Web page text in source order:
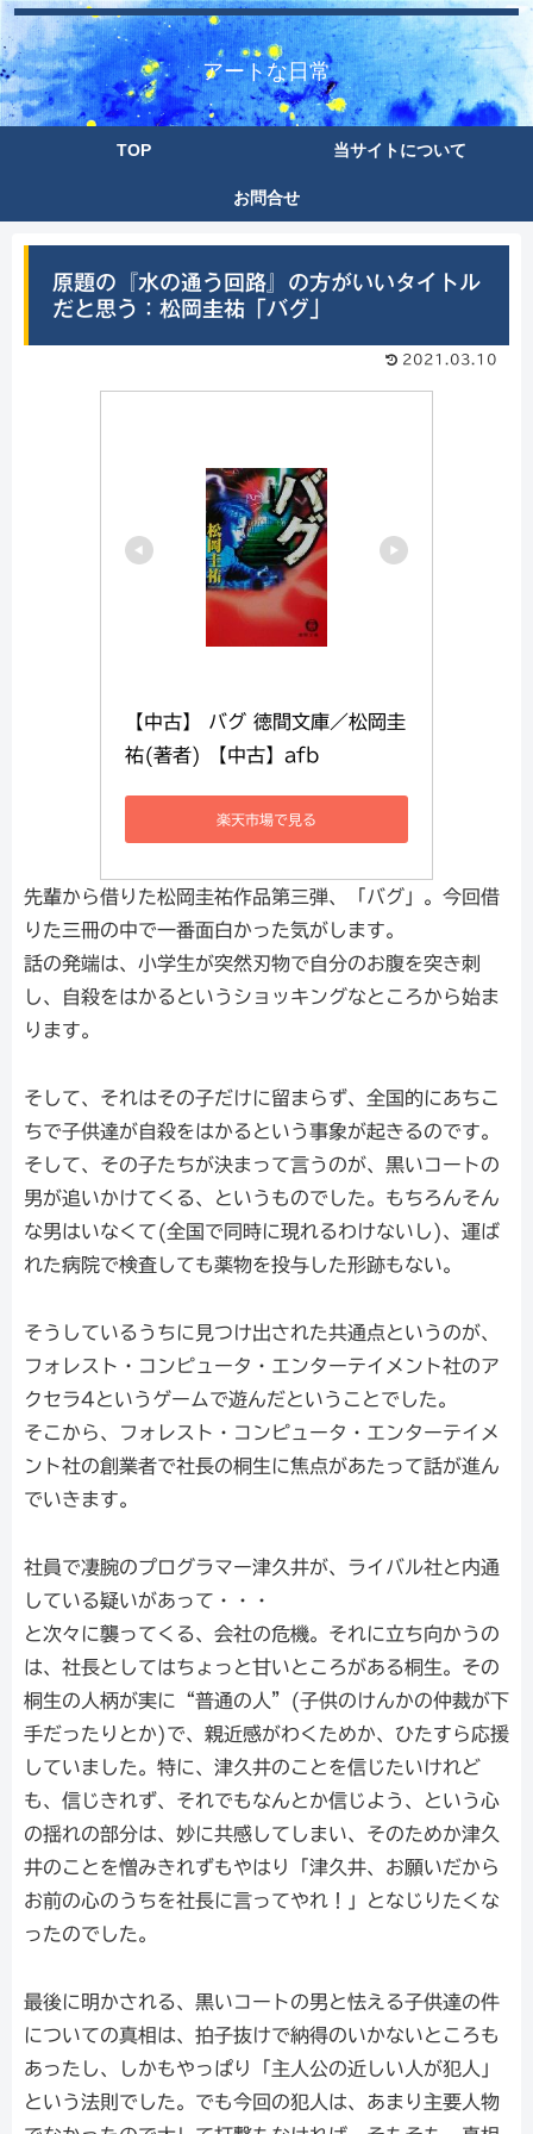
アートな日常
TOP 当サイトについて
お問合せ
原題の『水の通う回路』の方がいいタイトル
だと思う：松岡圭祐「バグ」
2021.03.10
【中古】 バグ 徳間文庫／松岡圭
祐(著者) 【中古】afb
楽天市場で見る
先輩から借りた松岡圭祐作品第三弾、「バグ」。今回借
りた三冊の中で一番面白かった気がします。
話の発端は、小学生が突然刃物で自分のお腹を突き刺
し、自殺をはかるというショッキングなところから始ま
ります。
そして、それはその子だけに留まらず、全国的にあちこ
ちで子供達が自殺をはかるという事象が起きるのです。
そして、その子たちが決まって言うのが、黒いコートの
男が追いかけてくる、というものでした。もちろんそん
な男はいなくて(全国で同時に現れるわけないし)、運ば
れた病院で検査しても薬物を投与した形跡もない。
そうしているうちに見つけ出された共通点というのが、
フォレスト・コンピュータ・エンターテイメント社のア
クセラ4というゲームで遊んだということでした。
そこから、フォレスト・コンピュータ・エンターテイメ
ント社の創業者で社長の桐生に焦点があたって話が進ん
でいきます。
社員で凄腕のプログラマー津久井が、ライバル社と内通
している疑いがあって・・・
と次々に襲ってくる、会社の危機。それに立ち向かうの
は、社長としてはちょっと甘いところがある桐生。その
桐生の人柄が実に“普通の人”(子供のけんかの仲裁が下
手だったりとか)で、親近感がわくためか、ひたすら応援
していました。特に、津久井のことを信じたいけれど
も、信じきれず、それでもなんとか信じよう、という心
の揺れの部分は、妙に共感してしまい、そのためか津久
井のことを憎みきれずもやはり「津久井、お願いだから
お前の心のうちを社長に言ってやれ！」となじりたくな
ったのでした。
最後に明かされる、黒いコートの男と怯える子供達の件
についての真相は、拍子抜けで納得のいかないところも
あったし、しかもやっぱり「主人公の近しい人が犯人」
という法則でした。でも今回の犯人は、あまり主要人物